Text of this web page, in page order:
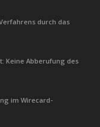
durch das
Keine Abberufung des
im Wirecard-